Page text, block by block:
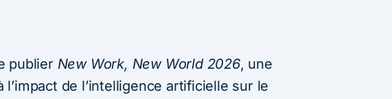
publier New Work, New World 2026, une
l’impact de l’intelligence artificielle sur le